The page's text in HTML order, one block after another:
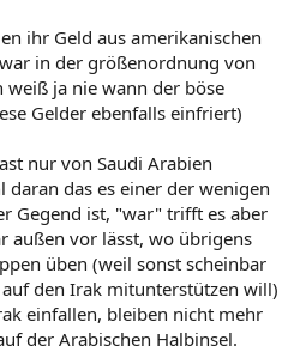
ihr Geld aus amerikanischen
in der größenordnung von
ja nie wann der böse
Gelder ebenfalls einfriert)
nur von Saudi Arabien
daran das es einer der wenigen
Gegend ist, "war" trifft es aber
außen vor lässt, wo übrigens
üben (weil sonst scheinbar
den Irak mitunterstützen will)
einfallen, bleiben nicht mehr
der Arabischen Halbinsel.